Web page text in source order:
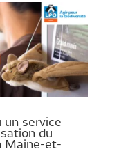
un service
du
Maine-et-